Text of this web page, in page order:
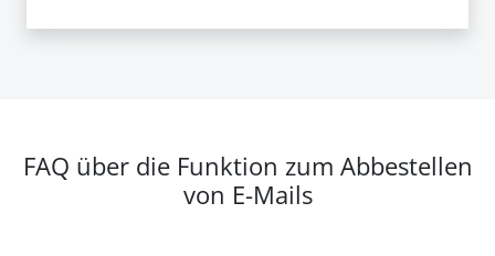
FAQ über die Funktion zum Abbestellen
von E-Mails